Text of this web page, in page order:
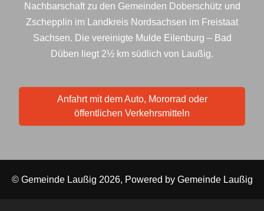
Nachbarschaft zu den Gemeinden Doberschütz und
Zschepplin im Landkreis Nordsachsen im Freistaat
Sachsen. Die vereinigte Mulde Eilenburg – Bad
Düben liegt 2½ km südlich von Laußig.
Anfahrt mit dem Auto, Mororrad oder
öffentlichen Verkehrsmitteln
© Gemeinde Laußig 2026, Powered by Gemeinde Laußig